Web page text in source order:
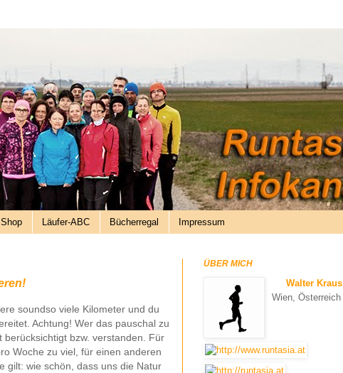
Shop Läufer-ABC Bücherregal Impressum
soundso viele Kilometer und du
Achtung! Wer das pauschal zu
bzw. verstanden. Für
Woche zu viel, für einen anderen
gilt: wie schön, dass uns die Natur
ÜBER MICH
Walter Kraus
Wien, Österreich